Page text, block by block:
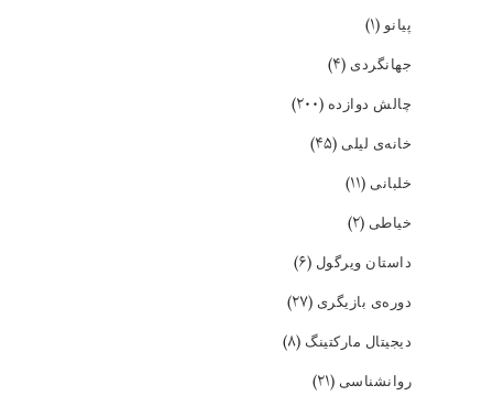
پیانو(۱)
جهانگردی (۴)
چالش دوازده (۲۰۰)
خانه‌ی لیلی (۴۵)
خلبانی (۱۱)
خیاطی (۲)
داستان ویرگول (۶)
دوره‌ی بازیگری (۲۷)
دیجیتال مارکتینگ (۸)
روانشناسی (۲۱)